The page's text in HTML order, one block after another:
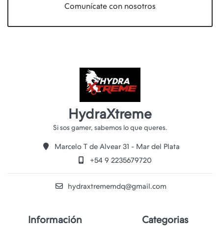
Comunícate con nosotros
HydraXtreme
Marcelo T de Alvear 31 - Mar del Plata
+54 9 2235679720
hydraxtrememdq@gmail.com
Información Categorias